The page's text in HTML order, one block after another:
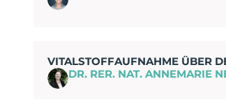
VITALSTOFFAUFNAHME ÜBER
DR. RER. NAT. ANNEMARIE